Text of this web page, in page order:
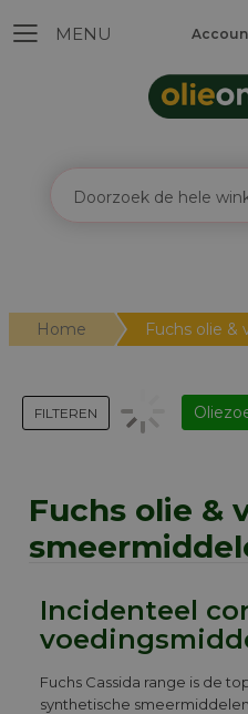
Home Fuchs olie &
Fuchs olie &
Incidenteel
Fuchs Cassida range is de
synthetische
FILTEREN